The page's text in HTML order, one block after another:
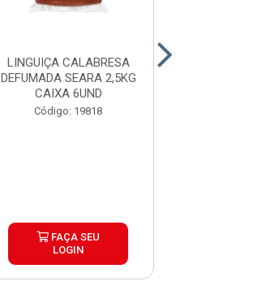
LINGUIÇA CALABRESA
DEFUMADA SEARA 2,5KG
CAIXA 6UND
Código: 19818
FAÇA SEU
LOGIN